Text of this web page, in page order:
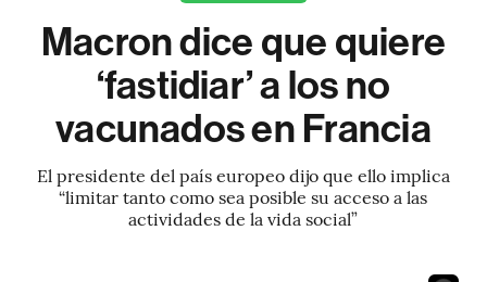
Macron dice que quiere
‘fastidiar’ a los no
vacunados en Francia
El presidente del país europeo dijo que ello implica
“limitar tanto como sea posible su acceso a las
actividades de la vida social”